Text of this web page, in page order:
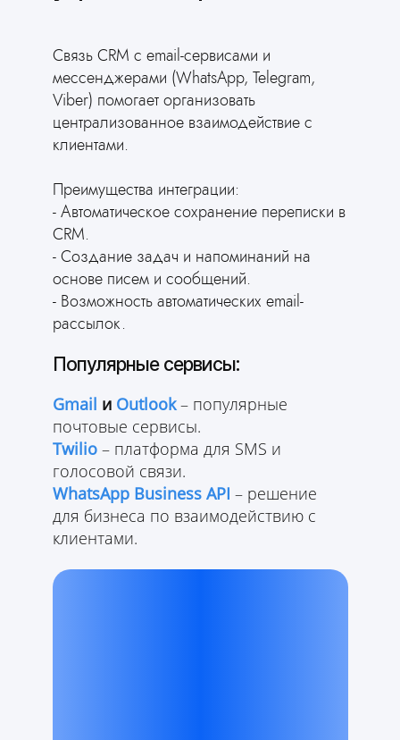
Связь CRM с email-сервисами и
мессенджерами (WhatsApp, Telegram,
Viber) помогает организовать
централизованное взаимодействие с
клиентами.
Преимущества интеграции:
- Автоматическое сохранение переписки в
CRM.
- Создание задач и напоминаний на
основе писем и сообщений.
- Возможность автоматических email-
рассылок.
Популярные сервисы:
Gmail и Outlook– популярные
почтовые сервисы.
Twilio – платформа для SMS и
голосовой связи.
WhatsApp Business API – решение
для бизнеса по взаимодействию с
клиентами.